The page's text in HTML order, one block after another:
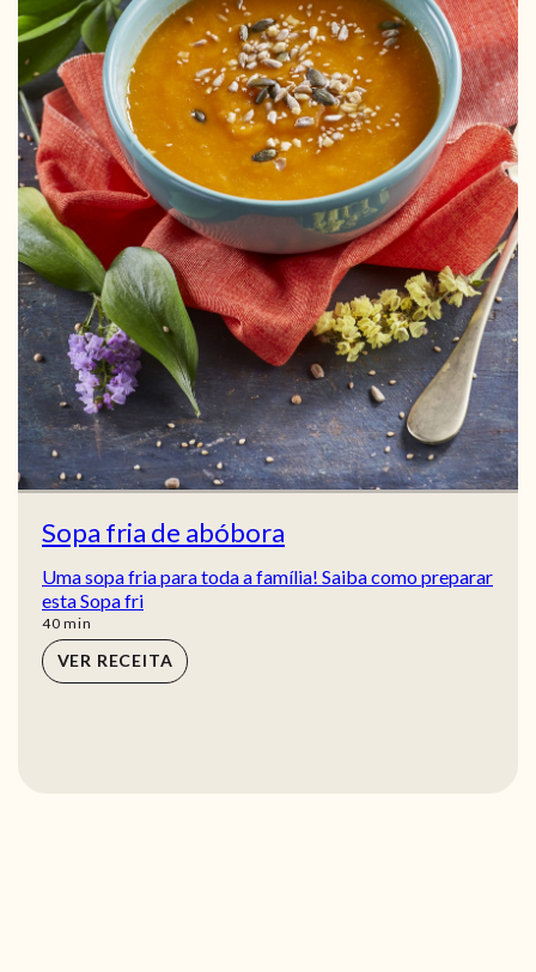
Sopa fria de abóbora
Uma sopa fria para toda a família! Saiba como preparar
esta Sopa fri
40min
min
VER RECEITA